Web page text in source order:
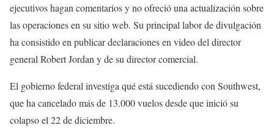
ejecutivos hagan comentarios y no ofreció una actualización sobre
las operaciones en su sitio web. Su principal labor de divulgación
ha consistido en publicar declaraciones en video del director
general Robert Jordan y de su director comercial.
El gobierno federal investiga qué está sucediendo con Southwest,
que ha cancelado más de 13.000 vuelos desde que inició su
colapso el 22 de diciembre.